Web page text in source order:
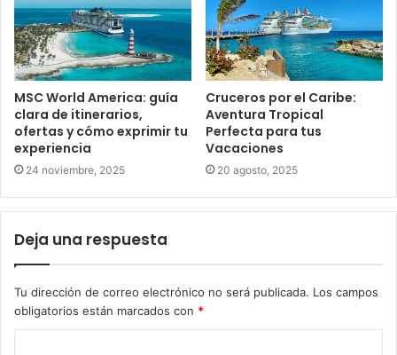
MSC World America: guía
clara de itinerarios,
ofertas y cómo exprimir tu
experiencia
24 noviembre, 2025
Cruceros por el Caribe:
Aventura Tropical
Perfecta para tus
Vacaciones
20 agosto, 2025
Deja una respuesta
Tu dirección de correo electrónico no será publicada. Los campos
obligatorios están marcados con *